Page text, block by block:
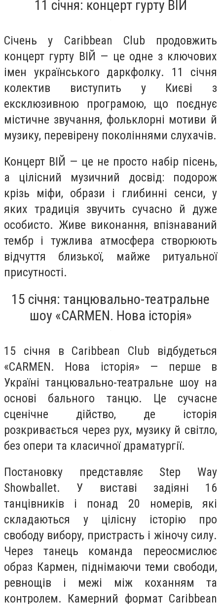
11 січня: концерт гурту ВІЙ
Січень у Caribbean Club продовжить
концерт гурту ВІЙ — це одне з ключових
імен українського даркфолку. 11 січня
колектив виступить у Києві з
ексклюзивною програмою, що поєднує
містичне звучання, фольклорні мотиви й
музику, перевірену поколіннями слухачів.
Концерт ВІЙ — це не просто набір пісень,
а цілісний музичний досвід: подорож
крізь міфи, образи і глибинні сенси, у
яких традиція звучить сучасно й дуже
особисто. Живе виконання, впізнаваний
тембр і тужлива атмосфера створюють
відчуття близької, майже ритуальної
присутності.
15 січня: танцювально-театральне
шоу «CARMEN. Нова історія»
15 січня в Caribbean Club відбудеться
«CARMEN. Нова історія» — перше в
Україні танцювально-театральне шоу на
основі бального танцю. Це сучасне
сценічне дійство, де історія
розкривається через рух, музику й світло,
без опери та класичної драматургії.
Постановку представляє Step Way
Showballet. У виставі задіяні 16
танцівників і понад 20 номерів, які
складаються у цілісну історію про
свободу вибору, пристрасть і жіночу силу.
Через танець команда переосмислює
образ Кармен, піднімаючи теми свободи,
ревнощів і межі між коханням та
контролем. Камерний формат Caribbean